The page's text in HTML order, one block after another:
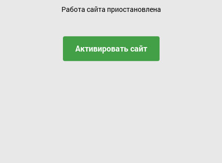
Работа сайта приостановлена
Активировать сайт